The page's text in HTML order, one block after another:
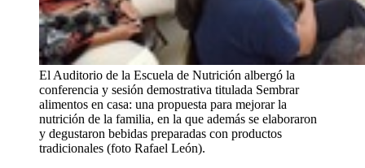
El Auditorio de la Escuela de Nutrición albergó la
conferencia y sesión demostrativa titulada Sembrar
alimentos en casa: una propuesta para mejorar la
nutrición de la familia, en la que además se elaboraron
y degustaron bebidas preparadas con productos
tradicionales (foto Rafael León).